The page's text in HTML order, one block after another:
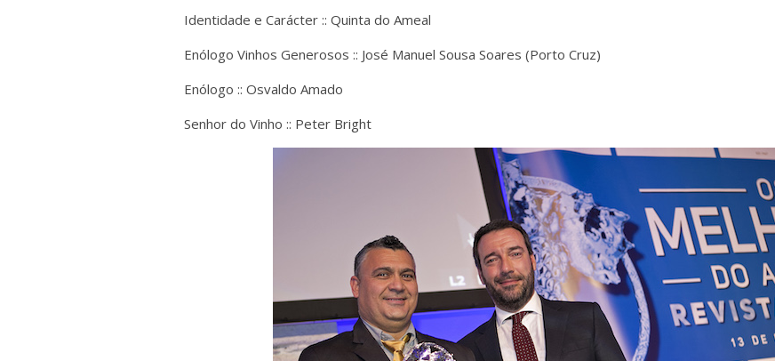
Identidade e Carácter :: Quinta do Ameal
Enólogo Vinhos Generosos :: José Manuel Sousa Soares (Porto Cruz)
Enólogo :: Osvaldo Amado
Senhor do Vinho :: Peter Bright